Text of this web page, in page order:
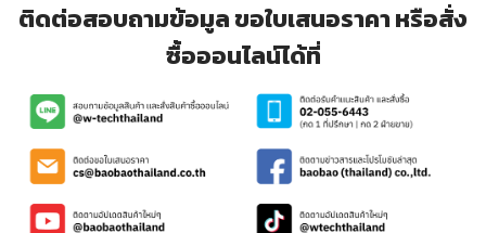
ติดต่อสอบถามข้อมูล ขอใบเสนอราคา หรือสั่ง
ซื้อออนไลน์ได้ที่